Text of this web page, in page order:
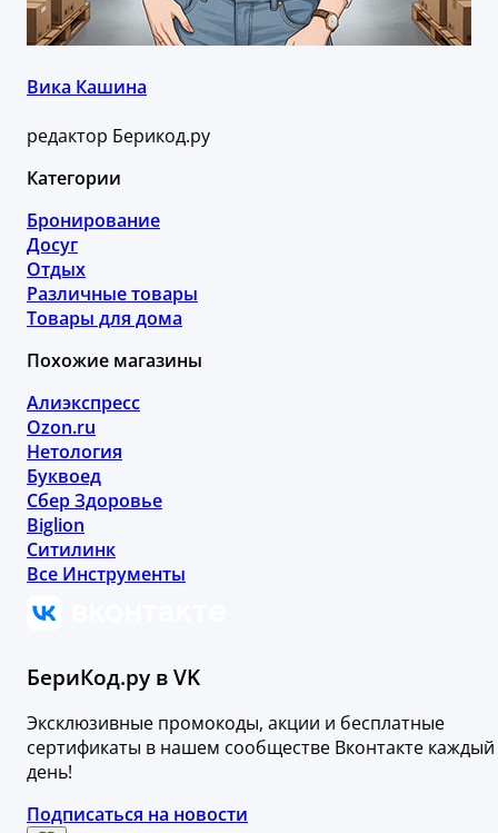
Вика Кашина
редактор Берикод.ру
Категории
Бронирование
Досуг
Отдых
Различные товары
Товары для дома
Похожие магазины
Алиэкспресс
Ozon.ru
Нетология
Буквоед
Сбер Здоровье
Biglion
Ситилинк
Все Инструменты
БериКод.ру в VK
Эксклюзивные промокоды, акции и бесплатные
сертификаты в нашем сообществе Вконтакте каждый
день!
Подписаться на новости